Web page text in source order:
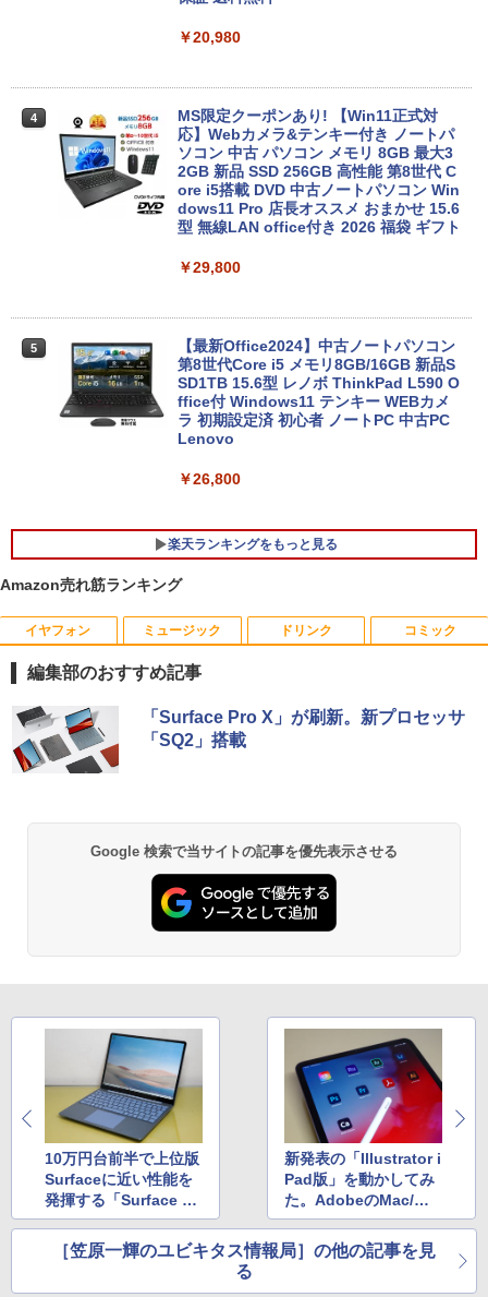
￥20,980
4
MS限定クーポンあり! 【Win11正式対
応】Webカメラ&テンキー付き ノートパ
ソコン 中古 パソコン メモリ 8GB 最大3
2GB 新品 SSD 256GB 高性能 第8世代 C
ore i5搭載 DVD 中古ノートパソコン Win
dows11 Pro 店長オススメ おまかせ 15.6
型 無線LAN office付き 2026 福袋 ギフト
￥29,800
5
【最新Office2024】中古ノートパソコン
第8世代Core i5 メモリ8GB/16GB 新品S
SD1TB 15.6型 レノボ ThinkPad L590 O
ffice付 Windows11 テンキー WEBカメ
ラ 初期設定済 初心者 ノートPC 中古PC
Lenovo
￥26,800
楽天ランキングをもっと見る
1
ミニPC Dell HP Lenovo 高速CPU 第8世
代 Corei3/i5-8500T メモリ最大16GB SS
D1TB 二画面デュアル アウトレット オフ
o 中古パソコンデスクトップパソコン ミ
ニPC デル 中古パソコンデスクトップPC
22inch液晶 PCフルセット【WPS Office
× Windows11搭載済機種】機種おまかせ
第4世代以上 Corei3 メモリ8GB 新品SS
D256GB 無線LAN/キーボード/マウス/ca
m/DVD 中古パソコン 中古デスクトップ
【エントリーでポイント100％還元のチ
ャンス】GMKtec ミニpc G3S【Intel N9
5 DDR4 8GB 256GB/512GB SSD】 4コ
ア 4スレッド mini pc Windows11 Pro
最大3.4GHz WIFI5 BT5.0 小型 M.2 2242
ミニパソコン 2画面 超静音 超軽量 高性
能 みにpc nucbox 省エネ 小型 コンパク
￥51,505
1
バッファロー BUFFALO USB ハブ USB
2.0 バスパワー 4ポート ブラック BSH4U
25BK【Windows/Mac対応】
￥734
A-RP01BK
￥1,687
ト | スピーカー内蔵 | 3系統入力(VGA・D
VI-D・HDMI) | VGAケーブル・電源ケー
ブル付属【30日保証】
￥5,980
Philips フィリップス 240B4QPYEB 24
インチ PLSパネル採用ワイド Power Se
nsor 搭載液晶モニター 内蔵スピーカー
WUXGA 1920x1200 中古 送料無料 2ヶ月
保証
1
【エントリーでポイント10倍】はじめて
の世界名作えほん きいろいえほんのおう
ち 40巻セット
￥26,400
￥26,620
3
【3千円以上送料無料】year note 内科・
￥30,360
4
公式TOEIC Listening & Reading 問題
集 12 [ ETS ]
￥3,630
ちいかわ なんか小さくてかわいいやつ
（7）なんか飛び出ていろいろ貼れるフォ
Amazon売れ筋ランキング
イヤフォン
Anker Soundcore P40i オフホワイト
￥7,990
Anker Soundcore P31i ブラック
￥5,990
￥-
【2026年アップグレード版】AOKIMI ワイヤ
レスイヤホン bluetooth イヤホン V12 小型
軽量 ブルートゥースHi-Fi 最大36時間再生 ぶ
るーとゅーす コードレス ENCノイズキャン
セリング 自動ペアリング Type-C充電 マイク
付き 防水 タッチ式音量調整 スポーツ/通勤/通
学/WEB会議(ホワイト)
ミュージック
BRUCE WAYNE feat. Flo Milli, ATL Jacob
[Explicit]
BRUCE WAYNE feat. Flo Milli, ATL Jacob
￥250
On My Road (Stadium ver.)
￥250
BUGS LIFE
ドリンク
【Amazon.co.jp限定】 い・ろ・は・す 2L P
ET ラベルレス ×8本
by Amazon 天然水 ラベルレス 500ml ×24本
ウォーター ペットボトル 静岡県産 500ミリリ
ットル (Smart Basic)
強炭酸水 ペットボトル 500ミリリットル (Sm
art Basic)
￥1,625
by Amazon 天然水ラベルレス 2L×9本
￥1,117
コカ・コーラ やかんの麦茶 from 爽健美茶 ラ
コミック
薬屋のひとりごと 17巻 (デジタル版ビッグガ
ンガンコミックス)
異世界居酒屋「のぶ」(22) (角川コミックス・
￥832
￥594
HUNTER×HUNTER モノクロ版 39 (ジャンプ
コミックスDIGITAL)
￥572
スーパーの裏でヤニ吸うふたり 9巻 (デジタル
版ビッグガンガンコミックス)
編集部のおすすめ記事
「Surface Pro X」が刷新。新プロセッサ
「SQ2」搭載
Google 検索で当サイトの記事を優先表示させる
10万円台前半で上位版
Surfaceに近い性能を
発揮する「Surface La
ptop Go」をレビュー
新発表の「Illustrator i
Pad版」を動かしてみ
た。AdobeのMac/Win
dows向けArmネイテ
ィブアプリの展開は?
［笠原一輝のユビキタス情報局］の他の記事を見
る